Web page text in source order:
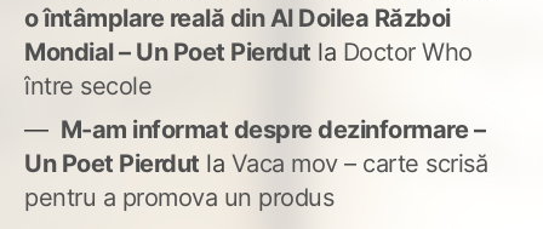
o întâmplare reală din Al Doilea Război
Mondial – Un Poet Pierdut la Doctor Who
între secole
M-am informat despre dezinformare –
Un Poet Pierdut la Vaca mov – carte scrisă
pentru a promova un produs